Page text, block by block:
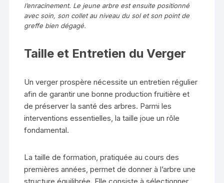
l’enracinement. Le jeune arbre est ensuite positionné
avec soin, son collet au niveau du sol et son point de
greffe bien dégagé.
Taille et Entretien du Verger
Un verger prospère nécessite un entretien régulier
afin de garantir une bonne production fruitière et
de préserver la santé des arbres. Parmi les
interventions essentielles, la taille joue un rôle
fondamental.
La taille de formation, pratiquée au cours des
premières années, permet de donner à l’arbre une